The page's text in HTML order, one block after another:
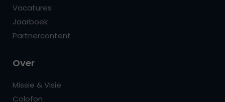
Vacatures
Jaarboek
Partnercontent
Over
Missie & Visie
Colofon